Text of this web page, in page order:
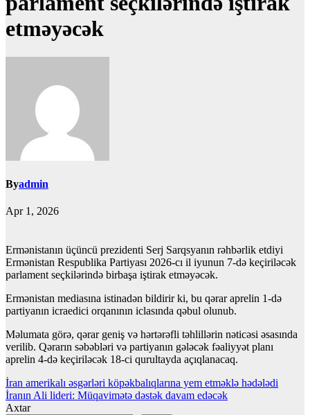
etməyəcək
Byadmin
Apr 1, 2026
Ermənistanın üçüncü prezidenti Serj Sarqsyanın rəhbərlik etdiyi
Ermənistan Respublika Partiyası 2026-cı il iyunun 7-də keçiriləcək
parlament seçkilərində birbaşa iştirak etməyəcək.
Ermənistan mediasına istinadən bildirir ki, bu qərar aprelin 1-də
partiyanın icraedici orqanının iclasında qəbul olunub.
Məlumata görə, qərar geniş və hərtərəfli təhlillərin nəticəsi əsasında
verilib. Qərarın səbəbləri və partiyanın gələcək fəaliyyət planı
aprelin 4-də keçiriləcək 18-ci qurultayda açıqlanacaq.
Yazı
naviqasiyası
İran amerikalı əsgərləri köpəkbalıqlarına yem etməklə hədələdi
İranın Ali lideri: Müqavimətə dəstək davam edəcək
Axtar